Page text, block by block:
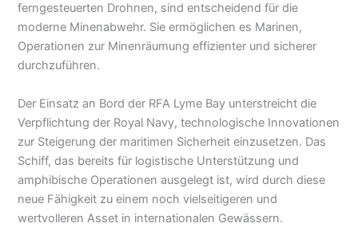
ferngesteuerten Drohnen, sind entscheidend für die
moderne Minenabwehr. Sie ermöglichen es Marinen,
Operationen zur Minenräumung effizienter und sicherer
durchzuführen.
Der Einsatz an Bord der RFA Lyme Bay unterstreicht die
Verpflichtung der Royal Navy, technologische Innovationen
zur Steigerung der maritimen Sicherheit einzusetzen. Das
Schiff, das bereits für logistische Unterstützung und
amphibische Operationen ausgelegt ist, wird durch diese
neue Fähigkeit zu einem noch vielseitigeren und
wertvolleren Asset in internationalen Gewässern.